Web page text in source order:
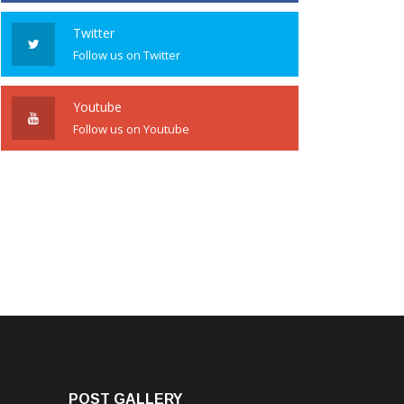
Twitter
Follow us on Twitter
Youtube
Follow us on Youtube
POST GALLERY